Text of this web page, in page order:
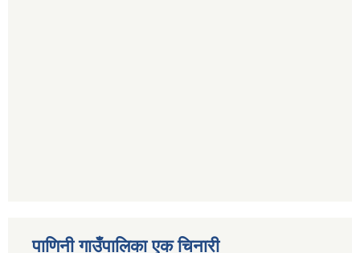
पाणिनी गाउँपालिका एक चिनारी